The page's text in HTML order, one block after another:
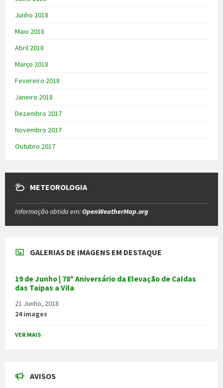
Junho 2018
Maio 2018
Abril 2018
Março 2018
Fevereiro 2018
Janeiro 2018
Dezembro 2017
Novembro 2017
Outubro 2017
METEOROLOGIA
Informação obtida em:OpenWeatherMap.org
GALERIAS DE IMAGENS EM DESTAQUE
19 de Junho | 78º Aniversário da Elevação de Caldas
das Taipas a Vila
21 Junho, 2018
24 images
VER MAIS
AVISOS